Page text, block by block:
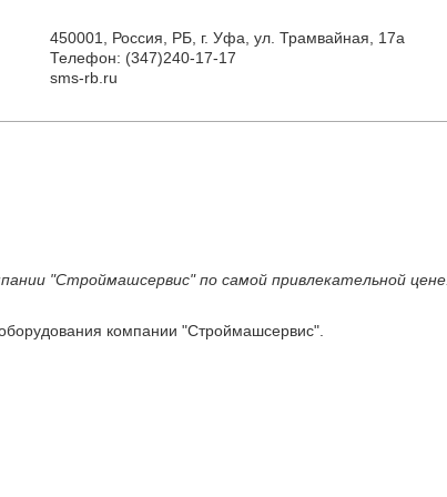
450001, Россия, РБ, г. Уфа, ул. Трамвайная, 17а
Телефон: (347)240-17-17
sms-rb.ru
"Строймашсервис" по самой привлекательной цене.
компании "Строймашсервис".